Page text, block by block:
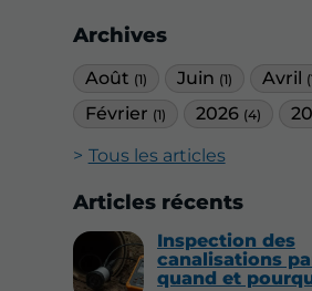
Archives
Août (1) Juin (1) Avril
Février (1) 2026 (4)
Tous les articles
Articles récents
Inspection des
canalisations
quand et